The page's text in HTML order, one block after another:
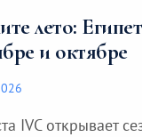
лето: Египет
и октябре
IVC открывает